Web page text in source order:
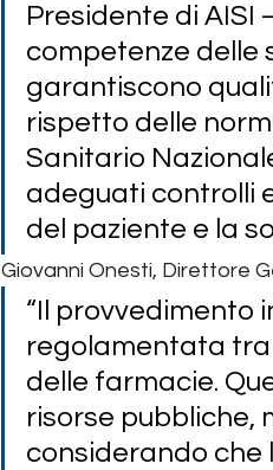
Presidente di
competenze delle
garantiscono
rispetto delle
Sanitario
adeguati controlli
del paziente e la
Giovanni Onesti, Direttore
“Il provvedimento
regolamentata
delle farmacie.
risorse pubbliche,
considerando che